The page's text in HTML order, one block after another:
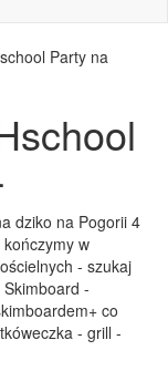
Party na
dziko na Pogorii 4
w
- szukaj
-
co
- grill -